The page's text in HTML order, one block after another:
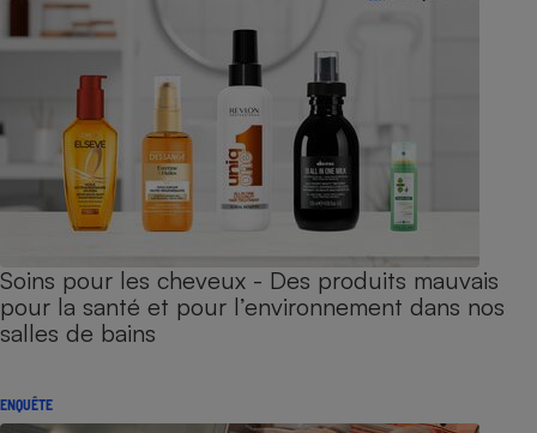
Soins pour les cheveux - Des produits mauvais
pour la santé et pour l’environnement dans nos
salles de bains
ENQUÊTE